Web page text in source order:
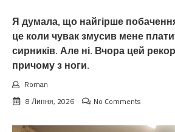
Я думала, що найгірше
це коли чувак змусив мене
сирників. Але ні. Вчора цей
причому з ноги.
Roman
8 Липня, 2026
No Comments